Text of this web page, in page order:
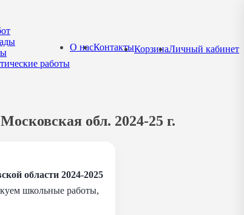
работы
О насКонтактыКорзинаЛичный кабинет
обл. 2024-25 г.
области 2024-2025
школьные работы,